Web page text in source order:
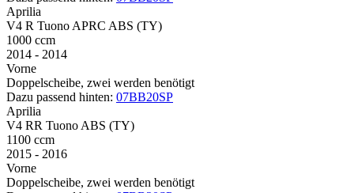
Aprilia
V4 R Tuono APRC ABS (TY)
1000 ccm
2014 - 2014
Vorne
Doppelscheibe, zwei werden benötigt
Dazu passend hinten: 07BB20SP
Aprilia
V4 RR Tuono ABS (TY)
1100 ccm
2015 - 2016
Vorne
Doppelscheibe, zwei werden benötigt